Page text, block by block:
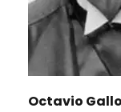
Octavio